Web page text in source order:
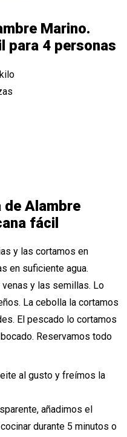
Marino.
para 4 personas
de Alambre
fácil
y las cortamos en
en suficiente agua.
y las semillas. Lo
La cebolla la cortamos
El pescado lo cortamos
Reservamos todo
al gusto y freímos la
añadimos el
durante 5 minutos o